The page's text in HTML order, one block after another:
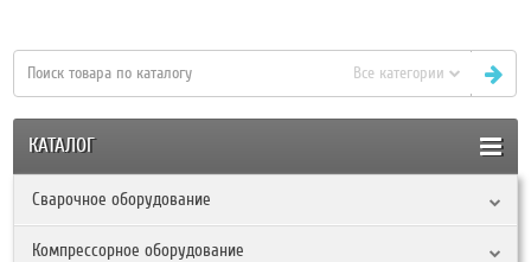
Все категории
КАТАЛОГ
Сварочное оборудование
Компрессорное оборудование